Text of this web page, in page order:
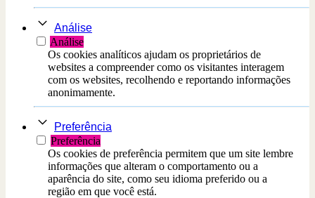
Análise
Análise
Os cookies analíticos ajudam os proprietários de
websites a compreender como os visitantes interagem
com os websites, recolhendo e reportando informações
anonimamente.
Preferência
Preferência
Os cookies de preferência permitem que um site lembre
informações que alteram o comportamento ou a
aparência do site, como seu idioma preferido ou a
região em que você está.